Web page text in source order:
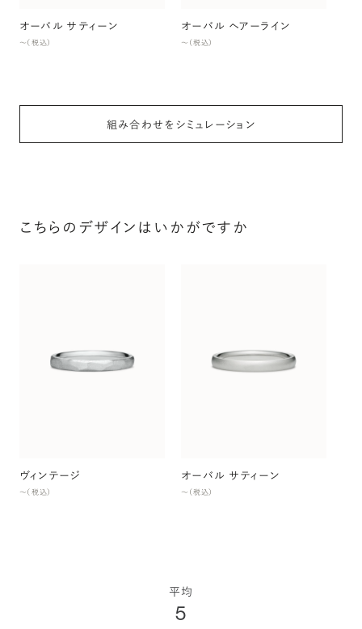
オーバル サティーン
〜（税込）
オーバル ヘアーライン
〜（税込）
組み合わせをシミュレーション
こちらのデザインはいかがですか
ヴィンテージ
〜（税込）
オーバル サティーン
〜（税込）
平均
5